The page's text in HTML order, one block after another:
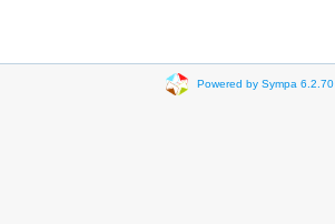
Powered by Sympa 6.2.70